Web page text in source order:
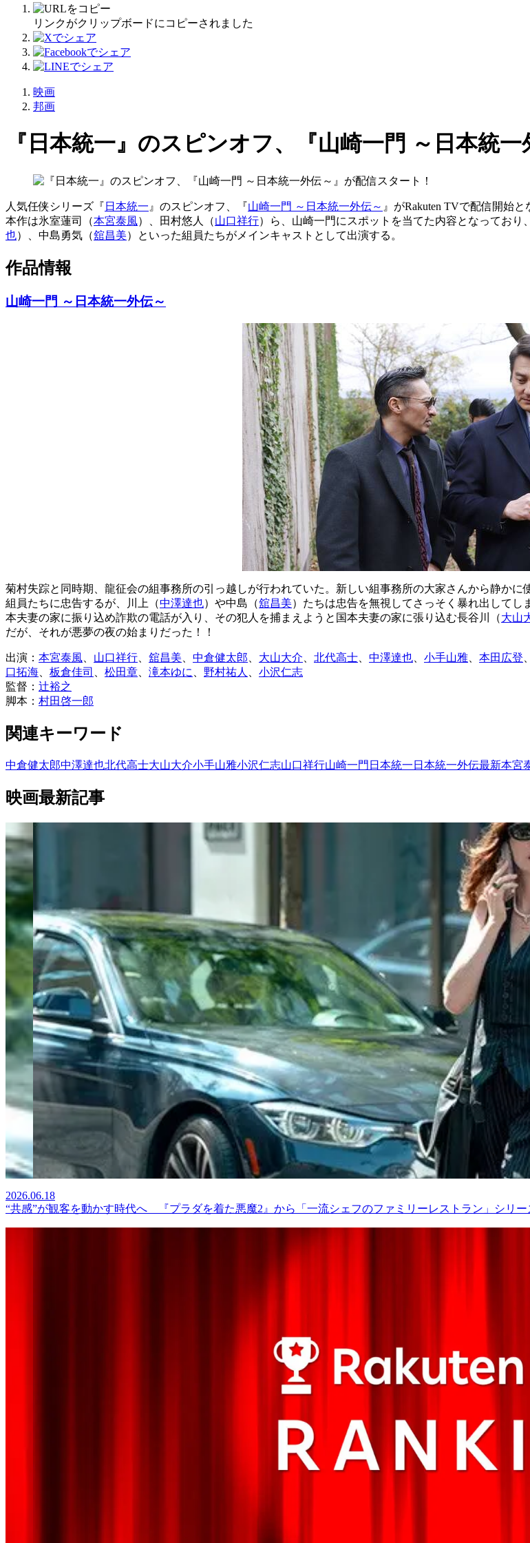
リンクがクリップボードにコピーされました
映画
邦画
『日本統一』のスピンオフ、『山崎一門 ～日本統
人気任侠シリーズ『 日本統一 』のスピンオフ、『山崎一門 ～日本統一外伝～ 』がRakuten TVで配信開始と
本作は氷室蓮司（本宮泰風）、田村悠人（山口祥行）ら、山崎一門にスポットを当てた内容となってお
也）、中島勇気（舘昌美）といった組員たちがメインキャストとして出演する。
作品情報
山崎一門 ～日本統一外伝～
菊村失踪と同時期、龍征会の組事務所の引っ越しが行われていた。新しい組事務所の大家さんから静かに
組員たちに忠告するが、川上（中澤達也）や中島（舘昌美）たちは忠告を無視してさっそく暴れ出して
本夫妻の家に振り込め詐欺の電話が入り、その犯人を捕まえようと国本夫妻の家に張り込む長谷川（大山
だが、それが悪夢の夜の始まりだった！！
出演： 本宮泰風、 山口祥行、 舘昌美、 中倉健太郎、 大山大介、 北代高士、 中澤達也、 小手山雅、 本田広登、
口拓海、 板倉佳司 、 松田章、 滝本ゆに、 野村祐人 、 小沢仁志
監督： 辻裕之
脚本： 村田啓一郎
関連キーワード
中倉健太郎中澤達也北代高士大山大介小手山雅小沢仁志山口祥行山崎一門 日本統一 日本統一外伝最新本宮
映画最新記事
2026.06.18
“共感”が観客を動かす時代へ 『プラダを着た悪魔2』から「一流シェフのファミリーレストラン」シリー